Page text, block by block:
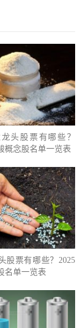
头股票有哪些？
概念股名单一览表
股票有哪些？2025
名单一览表